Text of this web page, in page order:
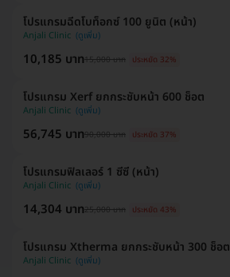
โปรแกรมฉีดโบท็อกซ์ 100 ยูนิต (หน้า)
Anjali Clinic
10,185 บาท15,000 บาท ประหยัด 32%
โปรแกรม Xerf ยกกระชับหน้า 600 ช็อต
Anjali Clinic
56,745 บาท90,000 บาท ประหยัด 37%
โปรแกรมฟิลเลอร์ 1 ซีซี (หน้า)
Anjali Clinic
14,304 บาท25,000 บาท ประหยัด 43%
โปรแกรม Xtherma ยกกระชับหน้า 300 ช็อต
Anjali Clinic